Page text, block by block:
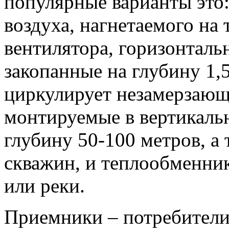
воздуха, нагнетаемого
вентилятора,
закопанные на глубину
циркулирует
монтируемые в
глубину 50-100 метров, а
скважин, и
или реки.
Приемники –